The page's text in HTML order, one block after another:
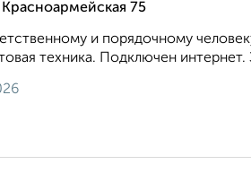
75
и порядочному
техника. Подключен интернет.